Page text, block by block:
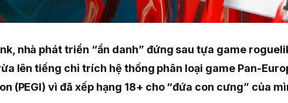
nhà phát triển “ẩn danh” đứng sau tựa game
lên tiếng chỉ trích hệ thống phân loại game Pan-
(PEGI) vì đã xếp hạng 18+ cho “đứa con cưng” của